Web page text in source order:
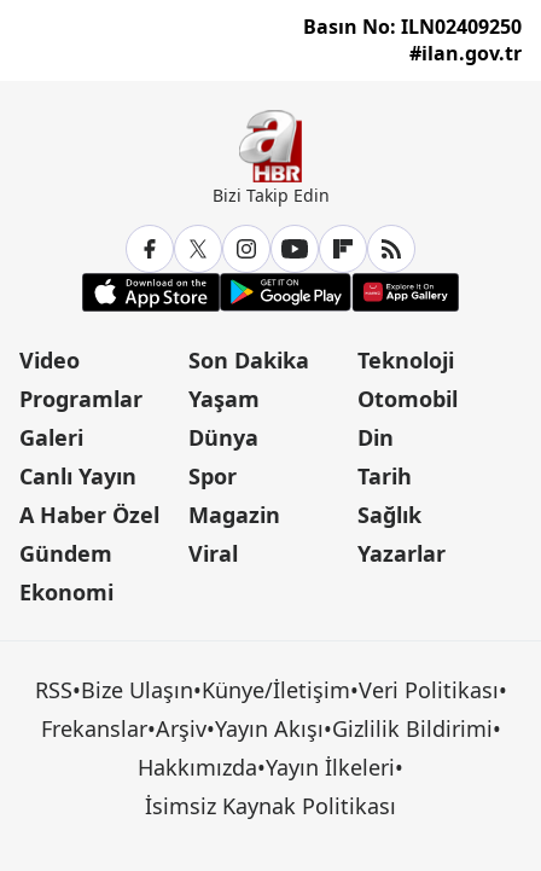
Basın No: ILN02409250
#ilan.gov.tr
Bizi Takip Edin
Video
Programlar
Galeri
Canlı Yayın
A Haber Özel
Gündem
Ekonomi
Son Dakika
Yaşam
Dünya
Spor
Magazin
Viral
Teknoloji
Otomobil
Din
Tarih
Sağlık
Yazarlar
RSS•Bize Ulaşın•Künye/İletişim•Veri Politikası•
Frekanslar•Arşiv•Yayın Akışı•Gizlilik Bildirimi•
Hakkımızda•Yayın İlkeleri•
İsimsiz Kaynak Politikası